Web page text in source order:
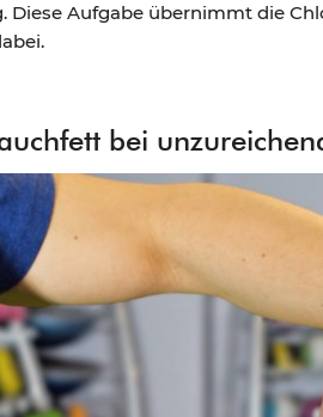
Diese Aufgabe übernimmt die
bei